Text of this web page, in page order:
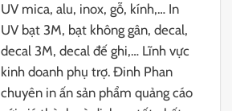
UV mica, alu, inox, gỗ, kính,… In
UV bạt 3M, bạt không gân, decal,
decal 3M, decal đế ghi,… Lĩnh vực
kinh doanh phụ trợ. Đinh Phan
chuyên in ấn sản phẩm quảng cáo